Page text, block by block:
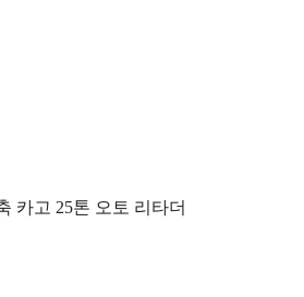
카고 25톤 오토 리타더